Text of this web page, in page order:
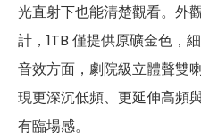
光直射下也能清楚觀看。外
計，1TB 僅提供原礦金色，
音效方面，劇院級立體聲雙
現更深沉低頻、更延伸高頻
有臨場感。